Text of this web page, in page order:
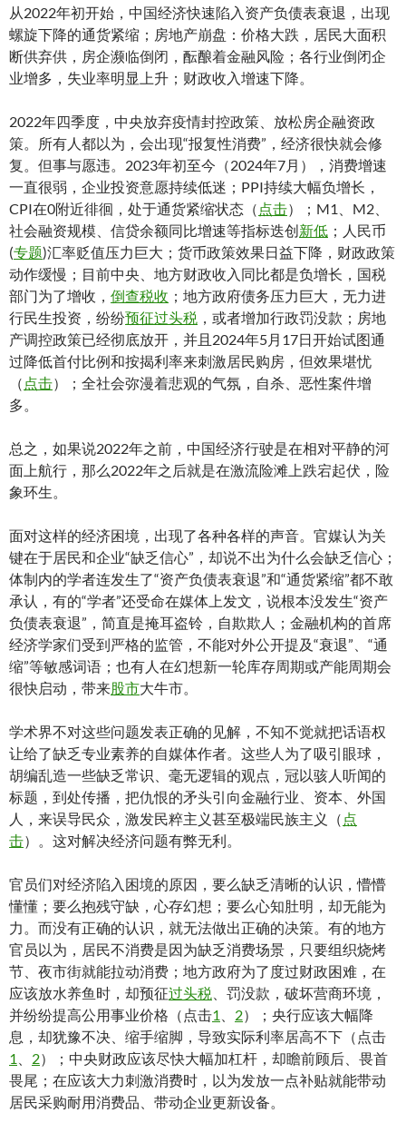
从2022年初开始，中国经济快速陷入资产负债表衰退，出现
螺旋下降的通货紧缩；房地产崩盘：价格大跌，居民大面积
断供弃供，房企濒临倒闭，酝酿着金融风险；各行业倒闭企
业增多，失业率明显上升；财政收入增速下降。
2022年四季度，中央放弃疫情封控政策、放松房企融资政
策。所有人都以为，会出现“报复性消费”，经济很快就会修
复。但事与愿违。2023年初至今（2024年7月），消费增速
一直很弱，企业投资意愿持续低迷；PPI持续大幅负增长，
CPI在0附近徘徊，处于通货紧缩状态（ 点击）；M1、M2、
社会融资规模、信贷余额同比增速等指标迭创新低 ；人民币
(专题)汇率贬值压力巨大；货币政策效果日益下降，财政政策
动作缓慢；目前中央、地方财政收入同比都是负增长，国税
部门为了增收， 倒查税收 ；地方政府债务压力巨大，无力进
行民生投资，纷纷预征过头税 ，或者增加行政罚没款；房地
产调控政策已经彻底放开，并且2024年5月17日开始试图通
过降低首付比例和按揭利率来刺激居民购房，但效果堪忧
（ 点击）；全社会弥漫着悲观的气氛，自杀、恶性案件增
多。
总之，如果说2022年之前，中国经济行驶是在相对平静的河
面上航行，那么2022年之后就是在激流险滩上跌宕起伏，险
象环生。
面对这样的经济困境，出现了各种各样的声音。官媒认为关
键在于居民和企业“缺乏信心”，却说不出为什么会缺乏信心；
体制内的学者连发生了“资产负债表衰退”和“通货紧缩”都不敢
承认，有的“学者”还受命在媒体上发文，说根本没发生“资产
负债表衰退”，简直是掩耳盗铃，自欺欺人；金融机构的首席
经济学家们受到严格的监管，不能对外公开提及“衰退”、“通
缩”等敏感词语；也有人在幻想新一轮库存周期或产能周期会
很快启动，带来股市大牛市。
学术界不对这些问题发表正确的见解，不知不觉就把话语权
让给了缺乏专业素养的自媒体作者。这些人为了吸引眼球，
胡编乱造一些缺乏常识、毫无逻辑的观点，冠以骇人听闻的
标题，到处传播，把仇恨的矛头引向金融行业、资本、外国
人，来误导民众，激发民粹主义甚至极端民族主义（ 点
击）。这对解决经济问题有弊无利。
官员们对经济陷入困境的原因，要么缺乏清晰的认识，懵懵
懂懂；要么抱残守缺，心存幻想；要么心知肚明，却无能为
力。而没有正确的认识，就无法做出正确的决策。有的地方
官员以为，居民不消费是因为缺乏消费场景，只要组织烧烤
节、夜市街就能拉动消费；地方政府为了度过财政困难，在
应该放水养鱼时，却预征过头税 、罚没款，破坏营商环境，
并纷纷提高公用事业价格（点击1 2）；央行应该大幅降
息，却犹豫不决、缩手缩脚，导致实际利率居高不下（点击
1
2）；中央财政应该尽快大幅加杠杆，却瞻前顾后、畏首
畏尾；在应该大力刺激消费时，以为发放一点补贴就能带动
居民采购耐用消费品、带动企业更新设备。